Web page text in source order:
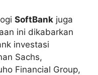
SoftBank juga
ini dikabarkan
investasi
Sachs,
Financial Group,